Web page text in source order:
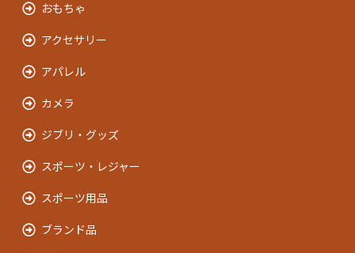
おもちゃ
アクセサリー
アパレル
カメラ
ジブリ・グッズ
スポーツ・レジャー
スポーツ用品
ブランド品